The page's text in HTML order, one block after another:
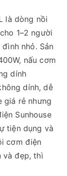
là dòng nồi
1–2 người
nhỏ. Sản
nấu cơm
dính
dính, dễ
giá rẻ nhưng
Sunhouse
tiện dụng và
cơm điện
và đẹp, thì